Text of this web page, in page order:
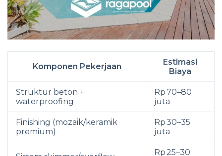
Komponen Pekerjaan
Estimasi
Biaya
Struktur beton +
waterproofing
Rp 70–80
juta
Finishing (mozaik/keramik
premium)
Rp 30–35
juta
Rp 25–30